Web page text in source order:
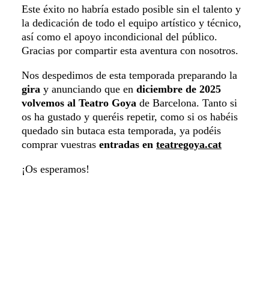
Este éxito no habría estado posible sin el talento y
la dedicación de todo el equipo artístico y técnico,
así como el apoyo incondicional del público.
Gracias por compartir esta aventura con nosotros.
Nos despedimos de esta temporada preparando la
gira y anunciando que en diciembre de 2025
volvemos al Teatro Goya de Barcelona. Tanto si
os ha gustado y queréis repetir, como si os habéis
quedado sin butaca esta temporada, ya podéis
comprar vuestras entradas en teatregoya.cat
¡Os esperamos!